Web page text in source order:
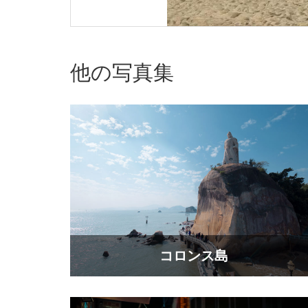
他の写真集
コロンス島